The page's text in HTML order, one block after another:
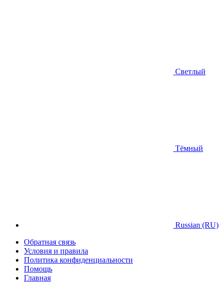
Светлый
Тёмный
Russian (RU)
Обратная связь
Условия и правила
Политика конфиденциальности
Помощь
Главная